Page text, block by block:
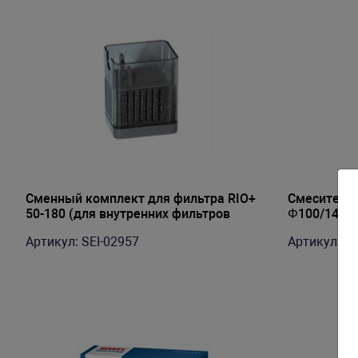
Сменный комплект для фильтра RIO+
50-180 (для внутренних фильтров
Артикул: SEI-02957
Смеситель
Φ100/
Артикул: